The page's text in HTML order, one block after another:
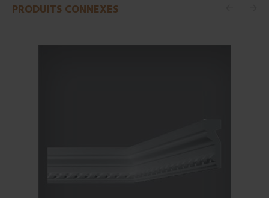
PRODUITS CONNEXES